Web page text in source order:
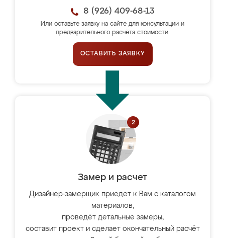
8 (926) 409-68-13
Или оставьте заявку на сайте для консультации и
предварительного расчёта стоимости.
ОСТАВИТЬ ЗАЯВКУ
Замер и расчет
Дизайнер-замерщик приедет к Вам с каталогом
материалов,
проведёт детальные замеры,
составит проект и сделает окончательный расчёт